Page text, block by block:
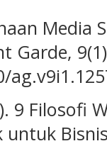
Media
Garde,
9 Filosofi
untuk